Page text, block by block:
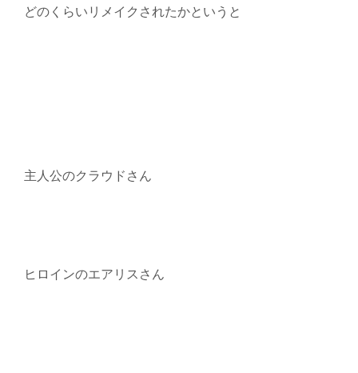
どのくらいリメイクされたかというと
主人公のクラウドさん
ヒロインのエアリスさん